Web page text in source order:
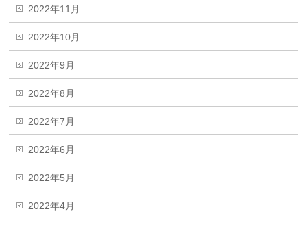
2022年11月
2022年10月
2022年9月
2022年8月
2022年7月
2022年6月
2022年5月
2022年4月